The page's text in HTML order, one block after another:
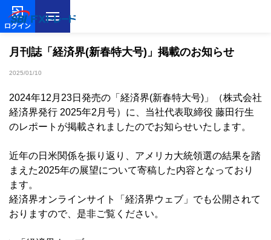
ログイン
月刊誌「経済界(新春特大号)」掲載のお知らせ
2025/01/10
2024年12月23日発売の「経済界(新春特大号)」（株式会社
経済界発行 2025年2月号）に、当社代表取締役 藤田行生
のレポートが掲載されましたのでお知らせいたします。
近年の日米関係を振り返り、アメリカ大統領選の結果を踏
まえた2025年の展望について寄稿した内容となっており
ます。
経済界オンラインサイト「経済界ウェブ」でも公開されて
おりますので、是非ご覧ください。